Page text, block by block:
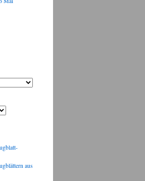
aus